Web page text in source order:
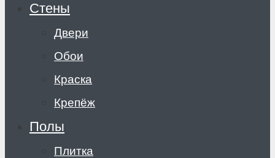
Стены
Двери
Обои
Краска
Крепёж
Полы
Плитка